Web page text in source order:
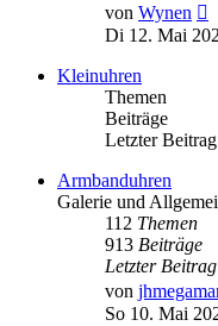
von Wynen
Di 12. Mai
Kleinuhren
Themen
Beiträge
Letzter Beitrag
Armbanduhren
Galerie und
112 Themen
913 Beiträge
Letzter Beitrag
von
So 10. Mai